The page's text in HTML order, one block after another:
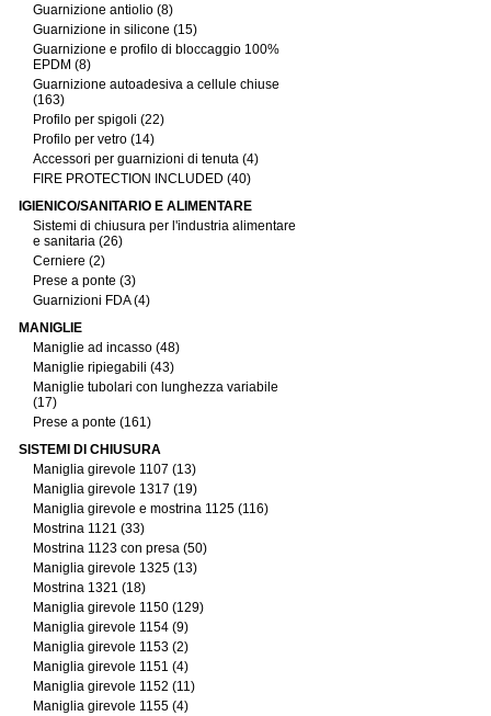
Guarnizione antiolio (8)
Guarnizione in silicone (15)
Guarnizione e profilo di bloccaggio 100%
EPDM (8)
Guarnizione autoadesiva a cellule chiuse
(163)
Profilo per spigoli (22)
Profilo per vetro (14)
Accessori per guarnizioni di tenuta (4)
FIRE PROTECTION INCLUDED (40)
IGIENICO/SANITARIO E ALIMENTARE
Sistemi di chiusura per l'industria alimentare
e sanitaria (26)
Cerniere (2)
Prese a ponte (3)
Guarnizioni FDA (4)
MANIGLIE
Maniglie ad incasso (48)
Maniglie ripiegabili (43)
Maniglie tubolari con lunghezza variabile
(17)
Prese a ponte (161)
SISTEMI DI CHIUSURA
Maniglia girevole 1107 (13)
Maniglia girevole 1317 (19)
Maniglia girevole e mostrina 1125 (116)
Mostrina 1121 (33)
Mostrina 1123 con presa (50)
Maniglia girevole 1325 (13)
Mostrina 1321 (18)
Maniglia girevole 1150 (129)
Maniglia girevole 1154 (9)
Maniglia girevole 1153 (2)
Maniglia girevole 1151 (4)
Maniglia girevole 1152 (11)
Maniglia girevole 1155 (4)